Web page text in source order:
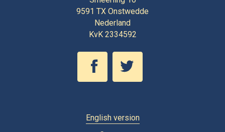
9591 TX Onstwedde
Nederland
KvK 2334592
English version